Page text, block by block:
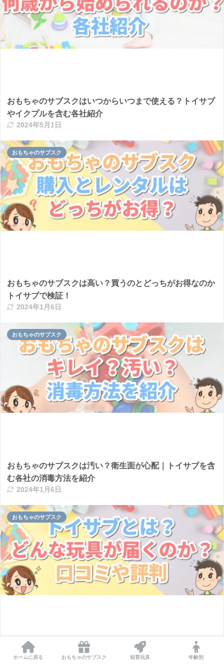
おもちゃのサブスクはいつからいつまで使える？トイサブ
やイクプルを含む各社紹介
2024年5月1日
おもちゃのサブスクは高い？買うのとどっちがお得なのか
トイサブで検証！
2024年1月6日
おもちゃのサブスク
おもちゃのサブスクは汚い？衛生面が心配｜トイサブを含
む各社の消毒方法を紹介
2024年1月6日
おもちゃのサブスク
トイサブの口コミ 悪い評判やデメリットはあるのか？
2024年1月6日
おもちゃのサブスク
ホームに戻る おもちゃのサブスク 知育玩具 年齢別